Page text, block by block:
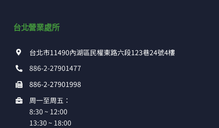
台北營業處所
台北市11490內湖區民權東路六段123巷24號4樓
886-2-27901477
886-2-27901998
周一至周五：
8:30 ~ 12:00
13:30 ~ 18:00